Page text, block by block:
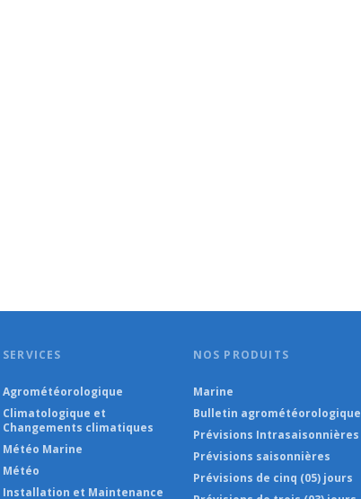
SERVICES
Agrométéorologique
Climatologique et
Changements climatiques
Météo Marine
Météo
Installation et Maintenance
NOS PRODUITS
Marine
Bulletin agrométéorologique
Prévisions Intrasaisonnières
Prévisions saisonnières
Prévisions de cinq (05) jours